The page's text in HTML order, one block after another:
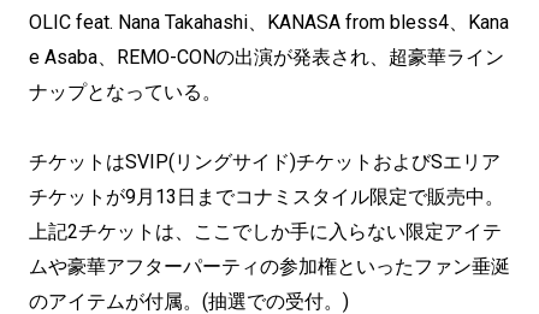
OLIC feat. Nana Takahashi、KANASA from bless4、Kana
e Asaba、REMO-CONの出演が発表され、超豪華ライン
ナップとなっている。
チケットはSVIP(リングサイド)チケットおよびSエリア
チケットが9月13日までコナミスタイル限定で販売中。
上記2チケットは、ここでしか手に入らない限定アイテ
ムや豪華アフターパーティの参加権といったファン垂涎
のアイテムが付属。(抽選での受付。)